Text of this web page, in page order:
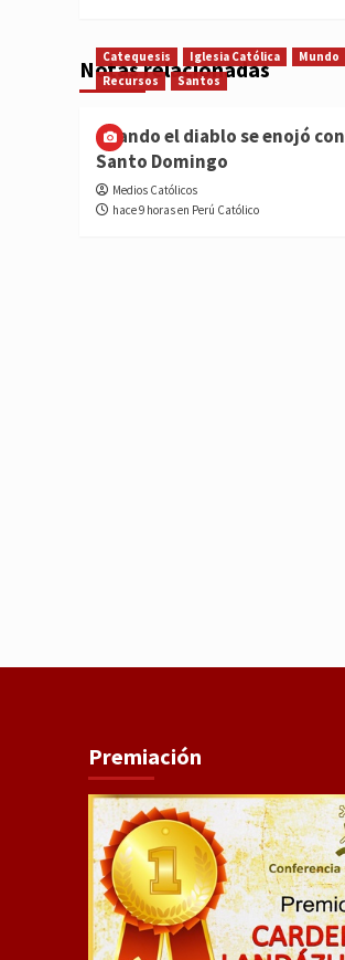
Notas relacionadas
Catequesis Iglesia Católica
Mundo
Recursos
Santos
Cuando el diablo se enojó con
Santo Domingo
Medios Católicos
hace 9 horas en Perú Católico
Premiación